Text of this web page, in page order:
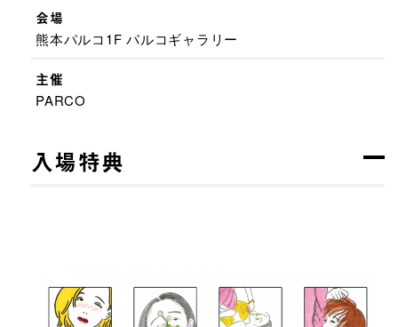
会場
熊本パルコ1F パルコギャラリー
主催
PARCO
入場特典